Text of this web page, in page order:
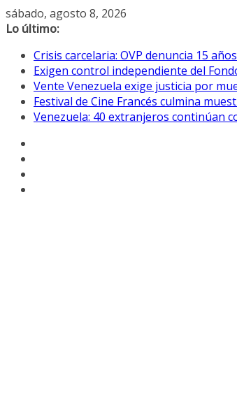
Saltar
al
sábado, agosto 8, 2026
Lo último:
Crisis carcelaria: OVP denuncia 15
Exigen control independiente del
Vente Venezuela exige justicia por
Festival de Cine Francés culmina
Venezuela: 40 extranjeros continúan